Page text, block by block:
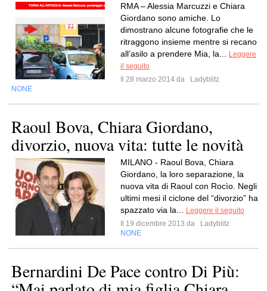
RMA – Alessia Marcuzzi e Chiara
Giordano sono amiche. Lo
dimostrano alcune fotografie che le
ritraggono insieme mentre si recano
all’asilo a prendere Mia, la...
Leggere
il seguito
Il 28 marzo 2014 da
Ladyblitz
NONE
Raoul Bova, Chiara Giordano,
divorzio, nuova vita: tutte le novità
MILANO - Raoul Bova, Chiara
Giordano, la loro separazione, la
nuova vita di Raoul con Rocìo. Negli
ultimi mesi il ciclone del “divorzio” ha
spazzato via la...
Leggere il seguito
Il 19 dicembre 2013 da
Ladyblitz
NONE
Bernardini De Pace contro Di Più: